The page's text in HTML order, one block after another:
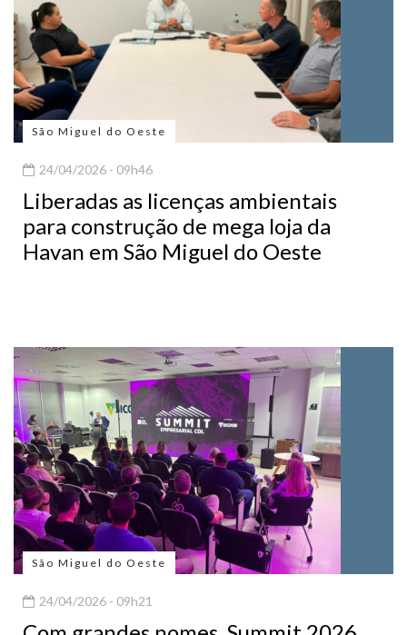
São Miguel do Oeste
24/04/2026 - 09h46
Liberadas as licenças ambientais
para construção de mega loja da
Havan em São Miguel do Oeste
São Miguel do Oeste
24/04/2026 - 09h21